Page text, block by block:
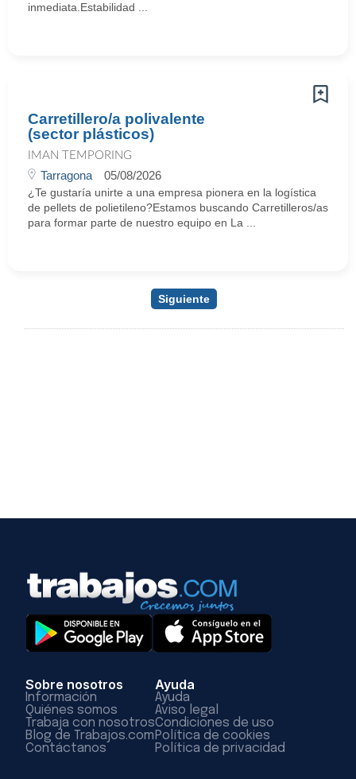
inmediata.Estabilidad ...
Carretillero/a polivalente
(sector plásticos)
IMAN TEMPORING
Tarragona 05/08/2026
¿Te gustaría unirte a una empresa pionera en la logística
de pellets de polietileno?Estamos buscando Carretilleros/as
para formar parte de nuestro equipo en La ...
Siguiente
Sobre nosotros
Información
Quiénes somos
Trabaja con nosotros
Blog de Trabajos.com
Contáctanos
Ayuda
Ayuda
Aviso legal
Condiciones de uso
Política de cookies
Política de privacidad